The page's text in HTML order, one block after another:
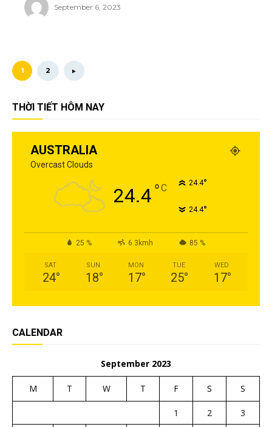
September 6, 2023
1 2
THỜI TIẾT HÔM NAY
AUSTRALIA
Overcast Clouds
24.4°C 24.4°
24.4°
25 % 6.3kmh 85 %
SAT
24°
SUN
18°
MON
17°
TUE
25°
WED
17°
CALENDAR
September 2023
M T W T F S S
1 2
3